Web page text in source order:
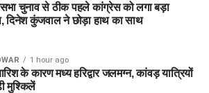
चुनाव से ठीक पहले कांग्रेस को लगा बड़ा
दिनेश कुंजवाल ने छोड़ा हाथ का साथ
1 hour ago
के कारण मध्य हरिद्वार जलमग्न, कांवड़ यात्रियों
मुश्किलें